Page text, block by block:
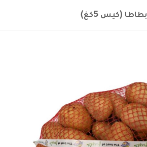
بطاطا (كيس 5كغ)